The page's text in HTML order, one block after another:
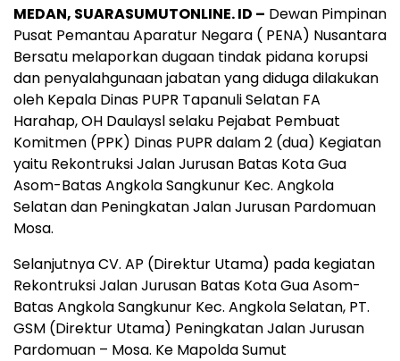
MEDAN, SUARASUMUTONLINE. ID – Dewan Pimpinan
Pusat Pemantau Aparatur Negara ( PENA) Nusantara
Bersatu melaporkan dugaan tindak pidana korupsi
dan penyalahgunaan jabatan yang diduga dilakukan
oleh Kepala Dinas PUPR Tapanuli Selatan FA
Harahap, OH Daulaysl selaku Pejabat Pembuat
Komitmen (PPK) Dinas PUPR dalam 2 (dua) Kegiatan
yaitu Rekontruksi Jalan Jurusan Batas Kota Gua
Asom-Batas Angkola Sangkunur Kec. Angkola
Selatan dan Peningkatan Jalan Jurusan Pardomuan
Mosa.
Selanjutnya CV. AP (Direktur Utama) pada kegiatan
Rekontruksi Jalan Jurusan Batas Kota Gua Asom-
Batas Angkola Sangkunur Kec. Angkola Selatan, PT.
GSM (Direktur Utama) Peningkatan Jalan Jurusan
Pardomuan – Mosa. Ke Mapolda Sumut